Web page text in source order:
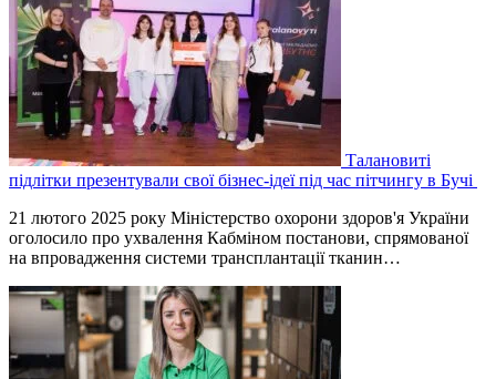
Талановиті
підлітки презентували свої бізнес-ідеї під час пітчингу в Бучі
21 лютого 2025 року Міністерство охорони здоров'я України
оголосило про ухвалення Кабміном постанови, спрямованої
на впровадження системи трансплантації тканин…